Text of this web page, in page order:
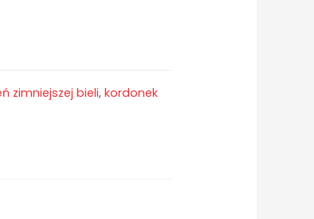
zimniejszej bieli,kordonek